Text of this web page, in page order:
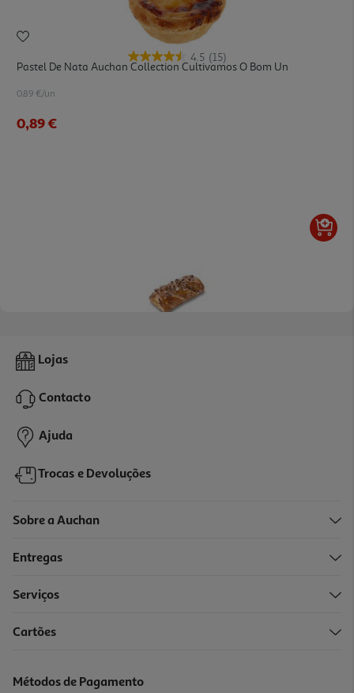
4.5 (15)
Pastel De Nata Auchan Collection Cultivamos O Bom Un
0.89 €/un
0,89 €
Trança Frida Noz E Mel Un
0,89 €
Lojas
Contacto
Ajuda
Trocas e Devoluções
Sobre a Auchan
Entregas
Serviços
Cartões
Métodos de Pagamento